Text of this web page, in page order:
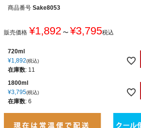
商品番号 Sake8053
販売価格 ¥1,892 〜 ¥3,795税込
720ml
¥1,892 税込
在庫数: 11
1800ml
¥3,795 税込
在庫数: 6